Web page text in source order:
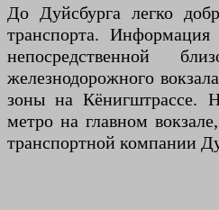
До Дуйсбурга легко
транспорта.
непосредственной
железнодорожного
зоны на Кёнигштрассе.
метро на главном
транспортной компании